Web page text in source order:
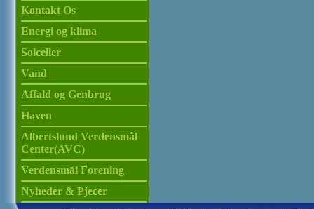
Kontakt Os
Energi og klima
Solceller
Vand
Affald og Genbrug
Haven
Albertslund Verdensmål
Center(AVC)
Verdensmål Forening
Nyheder & Pjecer